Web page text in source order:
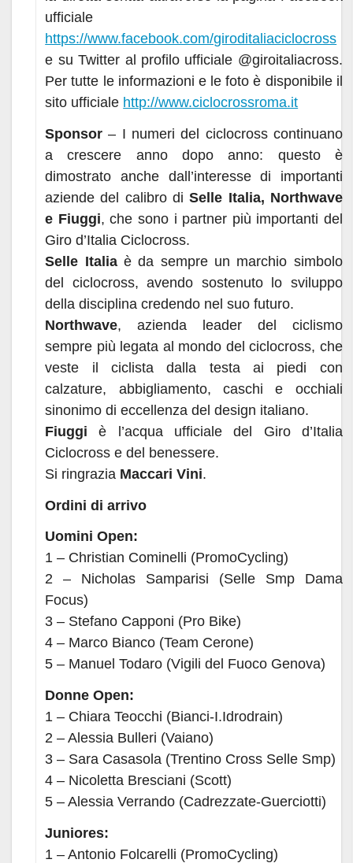
ufficiale
https://www.facebook.com/giroditaliaciclocross
e su Twitter al profilo ufficiale @giroitaliacross.
Per tutte le informazioni e le foto è disponibile il
sito ufficiale http://www.ciclocrossroma.it
Sponsor – I numeri del ciclocross continuano
a crescere anno dopo anno: questo è
dimostrato anche dall’interesse di importanti
aziende del calibro diSelle Italia, Northwave
e Fiuggi, che sono i partner più importanti del
Giro d’Italia Ciclocross.
Selle Italiaè da sempre un marchio simbolo
del ciclocross, avendo sostenuto lo sviluppo
della disciplina credendo nel suo futuro.
Northwave, azienda leader del ciclismo
sempre più legata al mondo del ciclocross, che
veste il ciclista dalla testa ai piedi con
calzature, abbigliamento, caschi e occhiali
sinonimo di eccellenza del design italiano.
Fiuggi è l’acqua ufficiale del Giro d’Italia
Ciclocross e del benessere.
Si ringrazia Maccari Vini.
Ordini di arrivo
Uomini Open:
1 – Christian Cominelli (PromoCycling)
2 – Nicholas Samparisi (Selle Smp Dama
Focus)
3 – Stefano Capponi (Pro Bike)
4 – Marco Bianco (Team Cerone)
5 – Manuel Todaro (Vigili del Fuoco Genova)
Donne Open:
1 – Chiara Teocchi (Bianci-I.Idrodrain)
2 – Alessia Bulleri (Vaiano)
3 – Sara Casasola (Trentino Cross Selle Smp)
4 – Nicoletta Bresciani (Scott)
5 – Alessia Verrando (Cadrezzate-Guerciotti)
Juniores:
1 – Antonio Folcarelli (PromoCycling)